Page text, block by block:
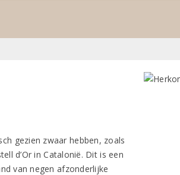
gezien zwaar hebben, zoals
d’Or in Catalonië. Dit is een
van negen afzonderlijke